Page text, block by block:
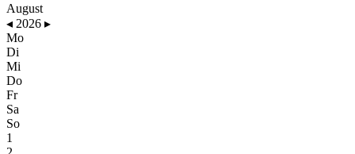
August
◂ 2026 ▸
Mo
Di
Mi
Do
Fr
Sa
So
1